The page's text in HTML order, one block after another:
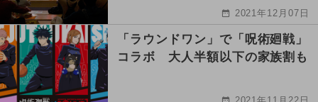
2021年12月07日
「ラウンドワン」で「呪術廻戦」
コラボ 大人半額以下の家族割も